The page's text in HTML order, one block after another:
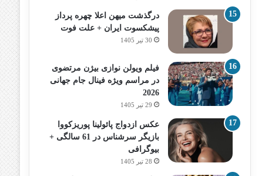
درگذشت میهن اعلا چهره پرداز
پیشکسوت ایران + علت فوت
30 تیر 1405
فیلم ویولن نوازی بیژن مرتضوی
در مراسم ویژه فینال جام جهانی
2026
29 تیر 1405
عکس ازدواج پائولینا پوریزکووا
بازیگر سرشناس در 61 سالگی +
بیوگرافی
28 تیر 1405